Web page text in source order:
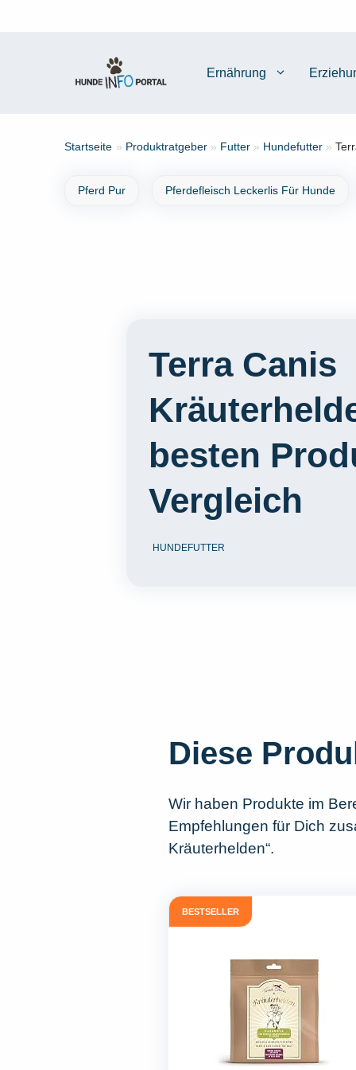
Ernährung
Startseite » Produktratgeber » Futter » Hundefutter »
Pferd Pur Pferdefleisch Leckerlis Für Hunde
Terra Canis
besten
Vergleich
HUNDEFUTTER
Diese
Wir haben Produkte im
Empfehlungen für Dich
Kräuterhelden“.
BESTSELLER